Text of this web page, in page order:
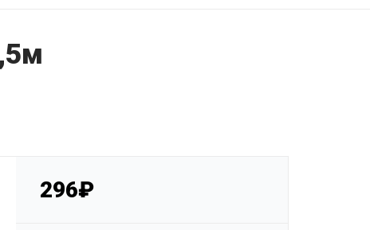
296₽